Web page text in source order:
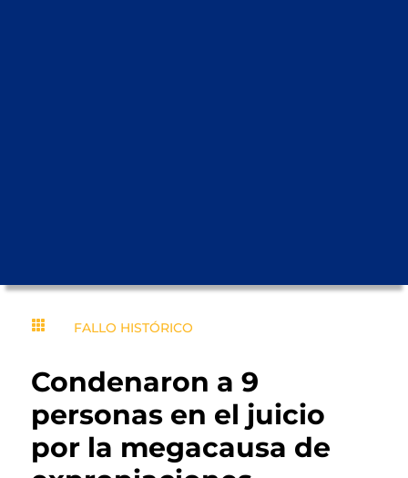
 FALLO HISTÓRICO
Condenaron a 9
personas en el juicio
por la megacausa de